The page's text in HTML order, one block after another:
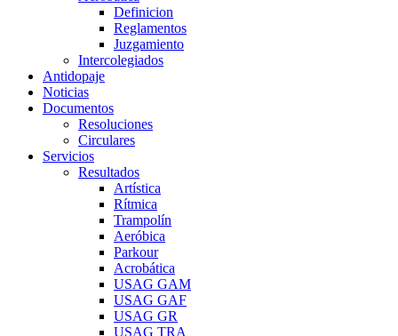
Definicion
Reglamentos
Juzgamiento
Intercolegiados
Antidopaje
Noticias
Documentos
Resoluciones
Circulares
Servicios
Resultados
Artística
Rítmica
Trampolín
Aeróbica
Parkour
Acrobática
USAG GAM
USAG GAF
USAG GR
USAG TRA